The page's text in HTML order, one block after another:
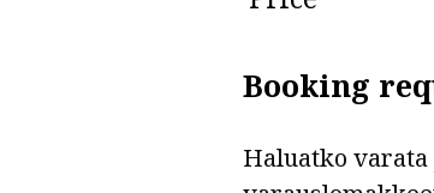
Booking
Haluatko